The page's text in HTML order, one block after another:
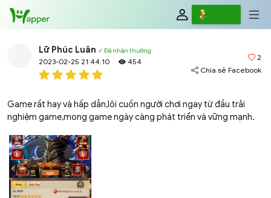
Lữ Phúc Luân ✓ Đã nhận thưởng
2023-02-25 21:44:10 454
2
Chia sẻ Facebook
Game rất hay và hấp dẫn,lôi cuốn người chơi ngay từ đầu trải
nghiệm game,mong game ngày càng phát triển và vững mạnh.